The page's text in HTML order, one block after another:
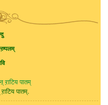
ऱाटिय पातम्
पातम्.